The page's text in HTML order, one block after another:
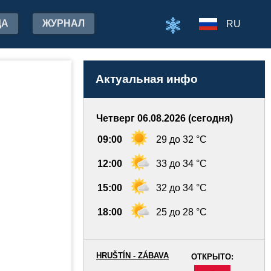
ЖУРНАЛ RU
Актуальная инфо
Четверг 06.08.2026 (сегодня)
09:00 29 до 32 °C
12:00 33 до 34 °C
15:00 32 до 34 °C
18:00 25 до 28 °C
ОТКРЫТО:
HRUŠTÍN - ZÁBAVA